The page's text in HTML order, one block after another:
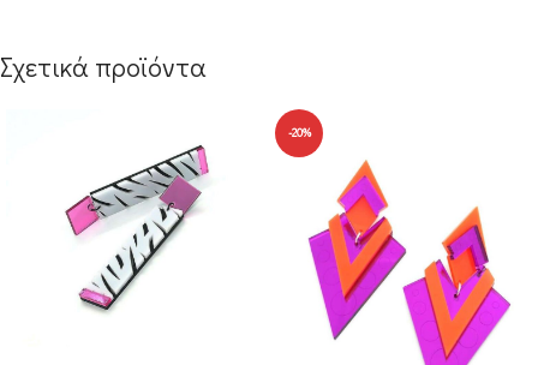
Σχετικά προϊόντα
-20%